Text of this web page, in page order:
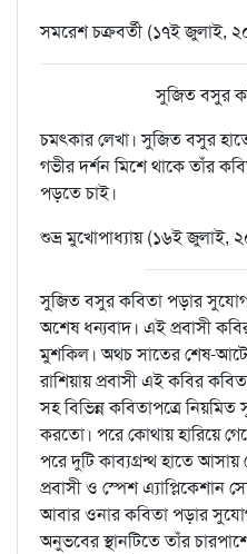
সমরেশ চক্রবর্তী (১৭ই জুলাই,
সুজিত বসুর
চমৎকার লেখা। সুজিত বসুর
গভীর দর্শন মিশে থাকে তাঁর
পড়তে চাই।
শুভ্র মুখোপাধ্যায় (১৬ই জুলাই,
সুজিত বসুর কবিতা পড়ার
অশেষ ধন্যবাদ। এই প্রবাসী
মুশকিল। অথচ সাতের শেষ-
রাশিয়ায় প্রবাসী এই কবির
সহ বিভিন্ন কবিতাপত্রে
করতো। পরে কোথায় হারিয়ে
পরে দুটি কাব্যগ্রন্থ হাতে
প্রবাসী ও স্পেশ এ্যাপ্লিকেশান
আবার ওনার কবিতা পড়ার
অনুভবের স্থানটিতে তাঁর